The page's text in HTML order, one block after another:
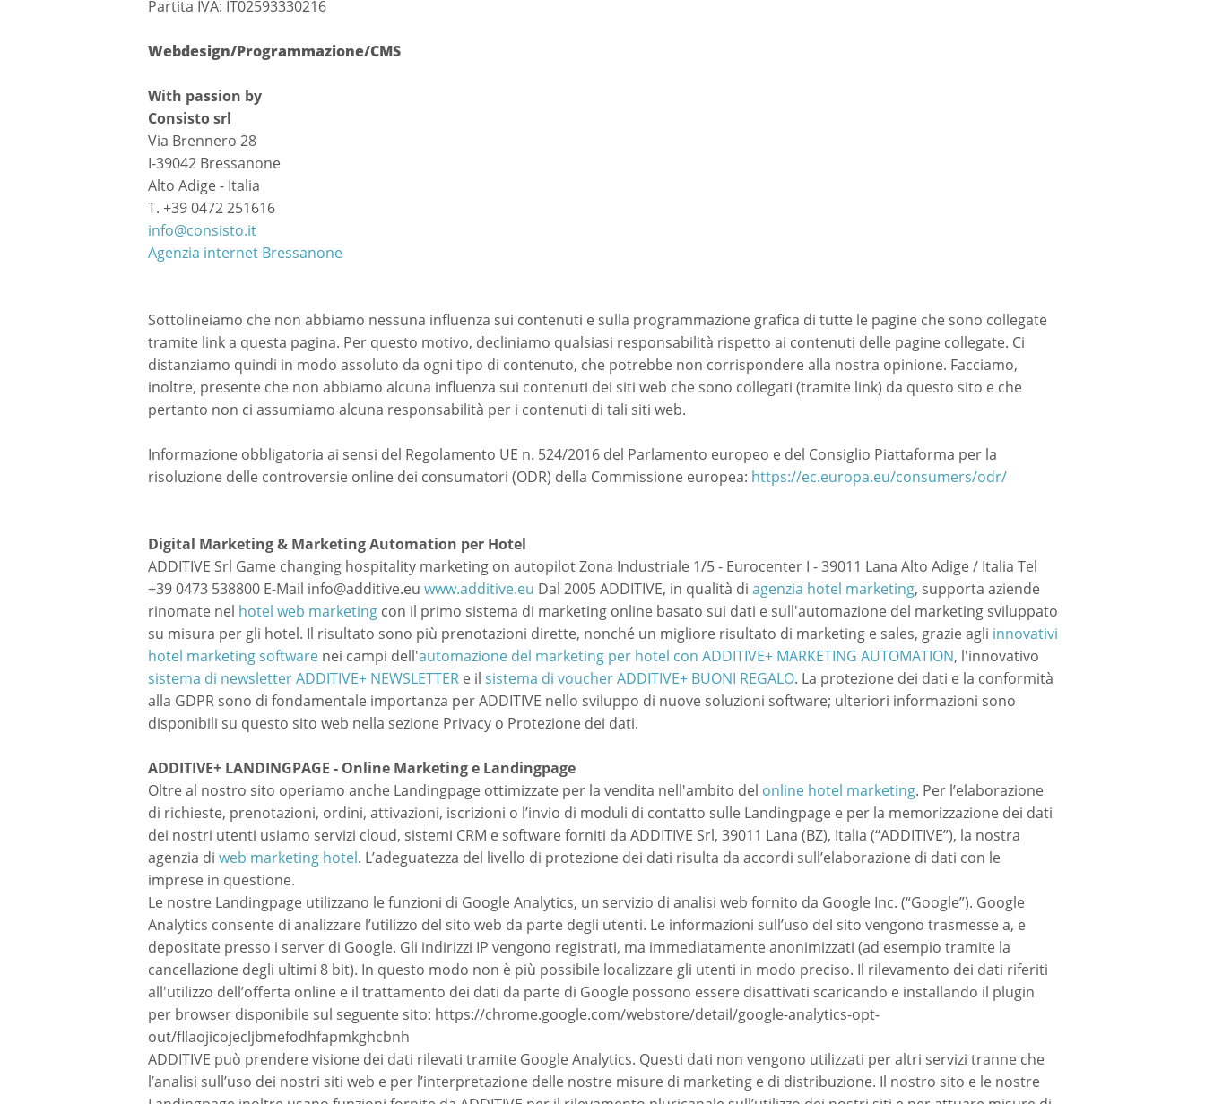
Partita IVA: IT02593330216
Webdesign/Programmazione/CMS
With passion by
Consisto srl
Via Brennero 28
I-39042 Bressanone
Alto Adige - Italia
T. +39 0472 251616
info@consisto.it
Agenzia internet Bressanone
Sottolineiamo che non abbiamo nessuna influenza sui contenuti e sulla programmazione grafica di tutte le pagine che sono collegate
tramite link a questa pagina. Per questo motivo, decliniamo qualsiasi responsabilità rispetto ai contenuti delle pagine collegate. Ci
distanziamo quindi in modo assoluto da ogni tipo di contenuto, che potrebbe non corrispondere alla nostra opinione. Facciamo,
inoltre, presente che non abbiamo alcuna influenza sui contenuti dei siti web che sono collegati (tramite link) da questo sito e che
pertanto non ci assumiamo alcuna responsabilità per i contenuti di tali siti web.
Informazione obbligatoria ai sensi del Regolamento UE n. 524/2016 del Parlamento europeo e del Consiglio Piattaforma per la
risoluzione delle controversie online dei consumatori (ODR) della Commissione europea: https://ec.europa.eu/consumers/odr/
Digital Marketing & Marketing Automation per Hotel
ADDITIVE Srl Game changing hospitality marketing on autopilot Zona Industriale 1/5 - Eurocenter I - 39011 Lana Alto Adige / Italia Tel
+39 0473 538800 E-Mail info@additive.eu www.additive.eu Dal 2005 ADDITIVE, in qualità di agenzia hotel marketing, supporta aziende
rinomate nel hotel web marketingcon il primo sistema di marketing online basato sui dati e sull'automazione del marketing sviluppato
su misura per gli hotel. Il risultato sono più prenotazioni dirette, nonché un migliore risultato di marketing e sales, grazie agli innovativi
hotel marketing softwarenei campi dell'automazione del marketing per hotel con ADDITIVE+ MARKETING AUTOMATION, l'innovativo
sistema di newsletter ADDITIVE+ NEWSLETTERe il sistema di voucher ADDITIVE+ BUONI REGALO. La protezione dei dati e la conformità
alla GDPR sono di fondamentale importanza per ADDITIVE nello sviluppo di nuove soluzioni software; ulteriori informazioni sono
disponibili su questo sito web nella sezione Privacy o Protezione dei dati.
ADDITIVE+ LANDINGPAGE - Online Marketing e Landingpage
Oltre al nostro sito operiamo anche Landingpage ottimizzate per la vendita nell'ambito del online hotel marketing. Per l’elaborazione
di richieste, prenotazioni, ordini, attivazioni, iscrizioni o l’invio di moduli di contatto sulle Landingpage e per la memorizzazione dei dati
dei nostri utenti usiamo servizi cloud, sistemi CRM e software forniti da ADDITIVE Srl, 39011 Lana (BZ), Italia (“ADDITIVE”), la nostra
agenzia di web marketing hotel. L’adeguatezza del livello di protezione dei dati risulta da accordi sull’elaborazione di dati con le
imprese in questione.
Le nostre Landingpage utilizzano le funzioni di Google Analytics, un servizio di analisi web fornito da Google Inc. (“Google”). Google
Analytics consente di analizzare l’utilizzo del sito web da parte degli utenti. Le informazioni sull’uso del sito vengono trasmesse a, e
depositate presso i server di Google. Gli indirizzi IP vengono registrati, ma immediatamente anonimizzati (ad esempio tramite la
cancellazione degli ultimi 8 bit). In questo modo non è più possibile localizzare gli utenti in modo preciso. Il rilevamento dei dati riferiti
all'utilizzo dell’offerta online e il trattamento dei dati da parte di Google possono essere disattivati scaricando e installando il plugin
per browser disponibile sul seguente sito: https://chrome.google.com/webstore/detail/google-analytics-opt-
out/fllaojicojecljbmefodhfapmkghcbnh
ADDITIVE può prendere visione dei dati rilevati tramite Google Analytics. Questi dati non vengono utilizzati per altri servizi tranne che
l’analisi sull’uso dei nostri siti web e per l’interpretazione delle nostre misure di marketing e di distribuzione. Il nostro sito e le nostre